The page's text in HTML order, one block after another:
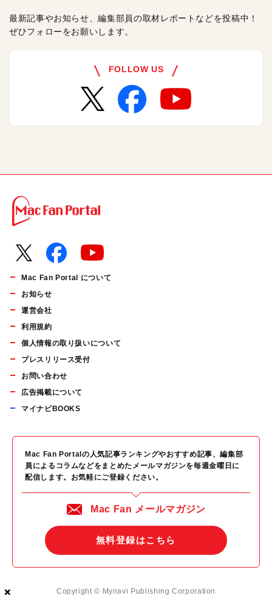
×
×
×
最新記事やお知らせ、編集部員の取材レポートなどを投稿中！
ぜひフォローをお願いします。
FOLLOW US
Mac Fan Portal について
お知らせ
運営会社
利用規約
個人情報の取り扱いについて
プレスリリース受付
お問い合わせ
広告掲載について
マイナビBOOKS
Mac Fan Portalの人気記事ランキングやおすすめ記事、編集部
員によるコラムなどをまとめたメールマガジンを毎週金曜日に
配信します。お気軽にご登録ください。
Mac Fan メールマガジン
無料登録はこちら
Copyright © Mynavi Publishing Corporation